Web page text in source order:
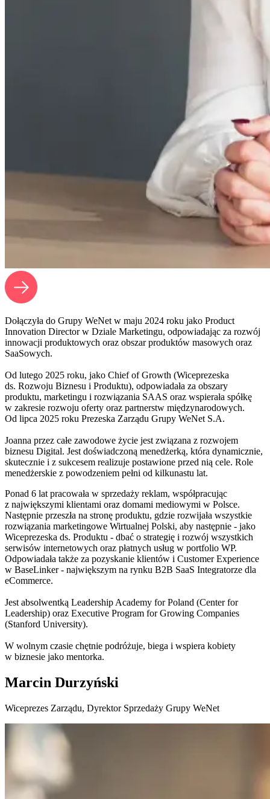
Dołączyła do Grupy WeNet w maju 2024 roku jako Product
Innovation Director w Dziale Marketingu, odpowiadając za rozwój
innowacji produktowych oraz obszar produktów masowych oraz
SaaSowych.
Od lutego 2025 roku, jako Chief of Growth (Wiceprezeska
ds. Rozwoju Biznesu i Produktu), odpowiadała za obszary
produktu, marketingu i rozwiązania SAAS oraz wspierała spółkę
w zakresie rozwoju oferty oraz partnerstw międzynarodowych.
Od lipca 2025 roku Prezeska Zarządu Grupy WeNet S.A.
Joanna przez całe zawodowe życie jest związana z rozwojem
biznesu Digital. Jest doświadczoną menedżerką, która dynamicznie,
skutecznie i z sukcesem realizuje postawione przed nią cele. Role
menedżerskie z powodzeniem pełni od kilkunastu lat.
Ponad 6 lat pracowała w sprzedaży reklam, współpracując
z największymi klientami oraz domami mediowymi w Polsce.
Następnie przeszła na stronę produktu, gdzie rozwijała wszystkie
rozwiązania marketingowe Wirtualnej Polski, aby następnie - jako
Wiceprezeska ds. Produktu - dbać o strategię i rozwój wszystkich
serwisów internetowych oraz płatnych usług w portfolio WP.
Odpowiadała także za pozyskanie klientów i Customer Experience
w BaseLinker - największym na rynku B2B SaaS Integratorze dla
eCommerce.
Jest absolwentką Leadership Academy for Poland (Center for
Leadership) oraz Executive Program for Growing Companies
(Stanford University).
W wolnym czasie chętnie podróżuje, biega i wspiera kobiety
w biznesie jako mentorka.
Marcin Durzyński
Wiceprezes Zarządu, Dyrektor Sprzedaży Grupy WeNet